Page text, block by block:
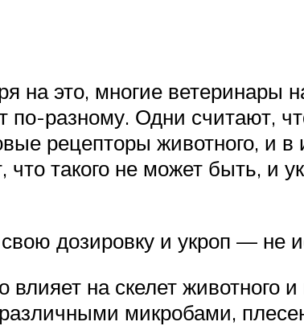
на это, многие ветеринары
разному. Одни считают,
рецепторы животного, и в
такого не может быть, и
дозировку и укроп — не
на скелет животного
микробами,